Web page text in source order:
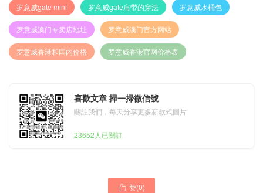
罗意威gate mini 罗意威gate肩带的穿法 罗意威水桶包
罗意威澳门专卖店地址 罗意威澳门官方网站
罗意威香港和国内价格 罗意威香港官网价格表
喜歡文章 掃一掃微信號
關註我們，每天分享更多新款式圖片
23652人已關註
 赞(0)